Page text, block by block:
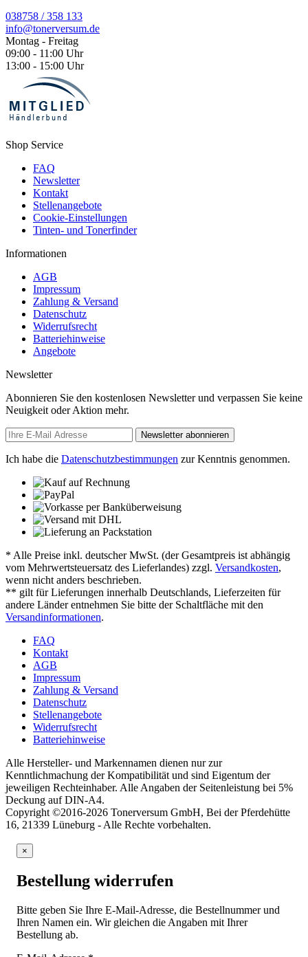
038758 / 358 133
info@tonerversum.de
Montag - Freitag
09:00 - 11:00 Uhr
13:00 - 15:00 Uhr
Shop Service
FAQ
Newsletter
Kontakt
Stellenangebote
Cookie-Einstellungen
Tinten- und Tonerfinder
Informationen
AGB
Impressum
Zahlung & Versand
Datenschutz
Widerrufsrecht
Batteriehinweise
Angebote
Newsletter
Abonnieren Sie den kostenlosen Newsletter und verpassen Sie keine
Neuigkeit oder Aktion mehr.
Newsletter abonnieren
Ich habe die Datenschutzbestimmungen zur Kenntnis genommen.
* Alle Preise inkl. deutscher MwSt. (der Gesamtpreis ist abhängig
vom Mehrwertsteuersatz des Lieferlandes) zzgl. Versandkosten,
wenn nicht anders beschrieben.
** gilt für Lieferungen innerhalb Deutschlands, Lieferzeiten für
andere Länder entnehmen Sie bitte der Schaltfläche mit den
Versandinformationen.
FAQ
Kontakt
AGB
Impressum
Zahlung & Versand
Datenschutz
Stellenangebote
Widerrufsrecht
Batteriehinweise
Alle Hersteller- und Markennamen dienen nur zur
Kenntlichmachung der Kompatibilität und sind Eigentum der
jeweiligen Rechteinhaber. Alle Angaben der Seitenleistung bei 5%
Deckung auf DIN-A4.
Copyright ©2016-2026 Tonerversum GmbH, Bei der Pferdehütte
16, 21339 Lüneburg - Alle Rechte vorbehalten.
×
Bestellung widerrufen
Bitte geben Sie Ihre E-Mail-Adresse, die Bestellnummer und
Ihren Namen ein. Wir gleichen die Angaben mit Ihrer
Bestellung ab.